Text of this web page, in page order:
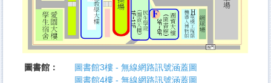
圖書館：
圖書館3樓 - 無線網路訊號涵蓋圖
圖書館4樓 - 無線網路訊號涵蓋圖